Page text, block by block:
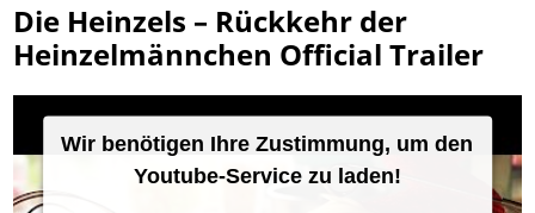
Die Heinzels – Rückkehr der
Heinzelmännchen Official Trailer
Wir benötigen Ihre Zustimmung, um den
Youtube-Service zu laden!